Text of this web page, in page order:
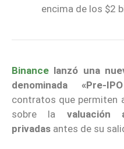
encima de los $2
Binance lanzó una
denominada «Pre-
contratos que permiten
sobre la valuación
privadas antes de su